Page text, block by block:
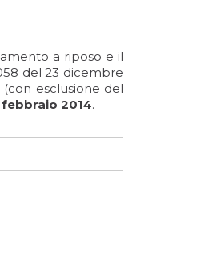
a riposo e il
del 23 dicembre
esclusione del
2014.